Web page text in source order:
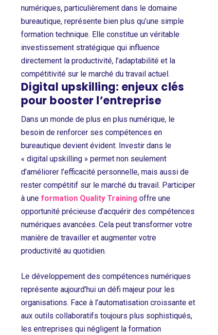
numériques, particulièrement dans le domaine
bureautique, représente bien plus qu’une simple
formation technique. Elle constitue un véritable
investissement stratégique qui influence
directement la productivité, l’adaptabilité et la
compétitivité sur le marché du travail actuel.
Digital upskilling: enjeux clés
pour booster l’entreprise
Dans un monde de plus en plus numérique, le
besoin de renforcer ses compétences en
bureautique devient évident. Investir dans le
« digital upskilling » permet non seulement
d’améliorer l’efficacité personnelle, mais aussi de
rester compétitif sur le marché du travail. Participer
à une formation Quality Training offre une
opportunité précieuse d’acquérir des compétences
numériques avancées. Cela peut transformer votre
manière de travailler et augmenter votre
productivité au quotidien.
Le développement des compétences numériques
représente aujourd’hui un défi majeur pour les
organisations. Face à l’automatisation croissante et
aux outils collaboratifs toujours plus sophistiqués,
les entreprises qui négligent la formation